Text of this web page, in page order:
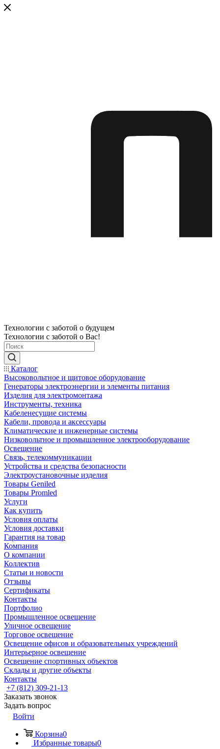
Технологии с заботой о будущем
Технологии с заботой о Вас!
Каталог
Высоковольтное и щитовое оборудование
Генераторы электроэнергии и элементы питания
Изделия для электромонтажа
Инструменты, техника
Кабеленесущие системы
Кабели, провода и аксессуары
Климатические и инженерные системы
Низковольтное и промышленное электрооборудование
Освещение
Связь, телекоммуникации
Устройства и средства безопасности
Электроустановочные изделия
Товары Geniled
Товары Promled
Услуги
Как купить
Условия оплаты
Условия доставки
Гарантия на товар
Компания
О компании
Коллектив
Статьи и новости
Отзывы
Сертификаты
Контакты
Портфолио
Промышленное освещение
Уличное освещение
Торговое освещение
Освещение офисов и образовательных учреждений
Интерьерное освещение
Освещение спортивных объектов
Склады и другие объекты
Контакты
+7 (812) 309-21-13
Заказать звонок
Задать вопрос
Войти
Корзина0
Избранные товары0